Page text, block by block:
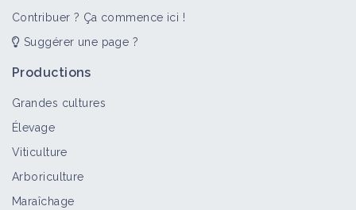
Contribuer ? Ça commence ici !
Suggérer une page ?
Productions
Grandes cultures
Élevage
Viticulture
Arboriculture
Maraîchage